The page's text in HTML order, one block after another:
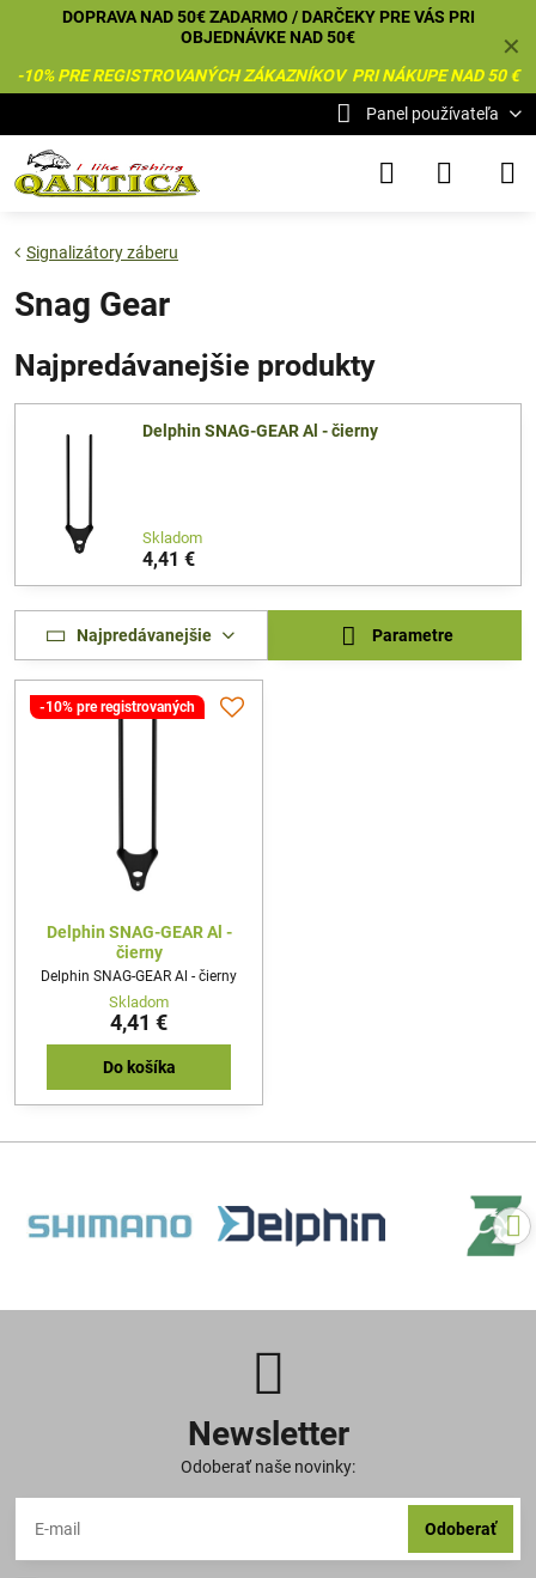
✕
DOPRAVA NAD 50€ ZADARMO / DARČEKY PRE VÁS PRI
OBJEDNÁVKE NAD 50€
-10% PRE REGISTROVANÝCH ZÁKAZNÍKOV PRI NÁKUPE NAD 50 €
Panel používateľa
Signalizátory záberu
Snag Gear
Najpredávanejšie produkty
Delphin SNAG-GEAR Al - čierny
Skladom
4,41 €
Najpredávanejšie Parametre
-10% pre registrovaných
Delphin SNAG-GEAR Al -
čierny
Delphin SNAG-GEAR Al - čierny
Skladom
4,41 €
Do košíka
Newsletter
Odoberať naše novinky:
Odoberať